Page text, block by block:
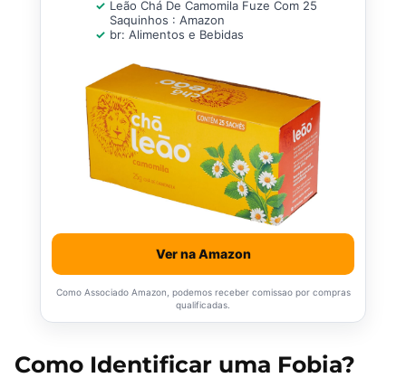
Leão Chá De Camomila Fuze Com 25
Saquinhos : Amazon
br: Alimentos e Bebidas
Ver na Amazon
Como Associado Amazon, podemos receber comissao por compras
qualificadas.
Como Identificar uma Fobia?